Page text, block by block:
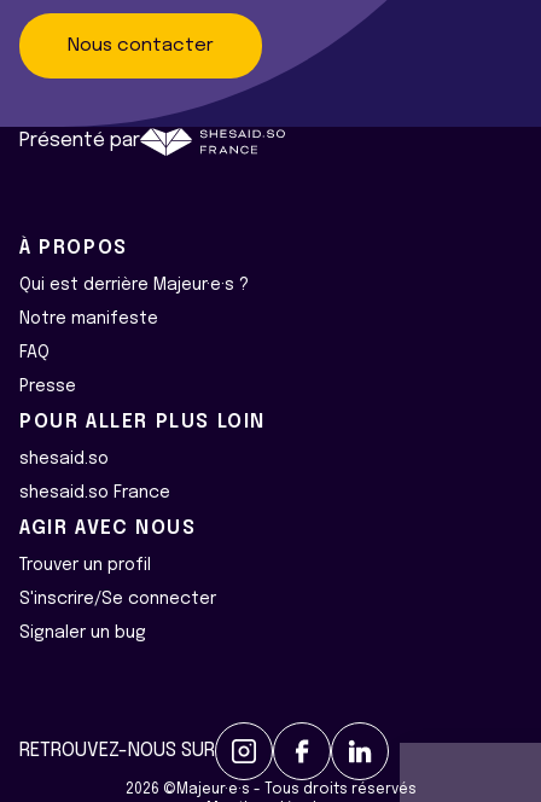
Nous contacter
Présenté par
À PROPOS
Qui est derrière Majeur·e·s ?
Notre manifeste
FAQ
Presse
POUR ALLER PLUS LOIN
shesaid.so
shesaid.so France
AGIR AVEC NOUS
Trouver un profil
S'inscrire/Se connecter
Signaler un bug
RETROUVEZ-NOUS SUR
2026 ©Majeur·e·s - Tous droits réservés
Gérer mes cookies